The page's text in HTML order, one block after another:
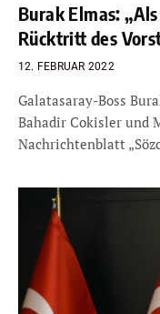
Burak Elmas:
Rücktritt des
12. FEBRUAR 2022
Galatasaray-Boss
Bahadir Cokisler und
Nachrichtenblatt